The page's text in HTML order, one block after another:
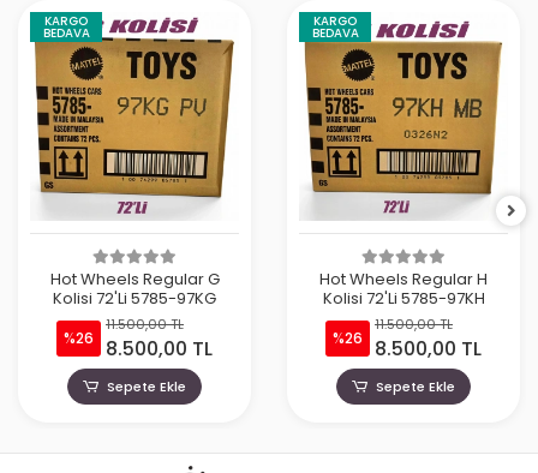
KARGO
BEDAVA
Hot Wheels Regular G
Kolisi 72'Li 5785-97KG
%26
11.500,00 TL
8.500,00 TL
Sepete Ekle
KARGO
BEDAVA
Hot Wheels Regular H
Kolisi 72'Li 5785-97KH
%26
11.500,00 TL
8.500,00 TL
Sepete Ekle